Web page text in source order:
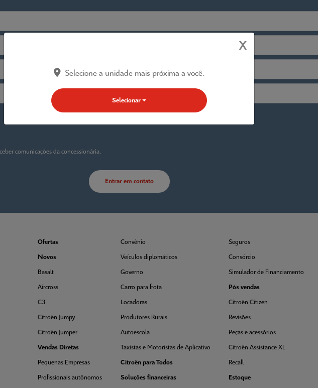
comunicações da concessionária.
Entrar em contato
Ofertas
Novos
Basalt
Aircross
C3
Citroën Jumpy
Citroën Jumper
Vendas Diretas
Pequenas Empresas
Profissionais autônomos
Convênio
Veículos diplomáticos
Governo
Carro para frota
Locadoras
Produtores Rurais
Autoescola
Taxistas e Motoristas de Aplicativo
Citroën para Todos
Soluções financeiras
Seguros
Consórcio
Simulador de Financiamento
Pós vendas
Citroën Citizen
Revisões
Peças e acessórios
Citroën Assistance XL
Recall
Estoque
X
Selecione a unidade mais próxima a você.
Selecionar